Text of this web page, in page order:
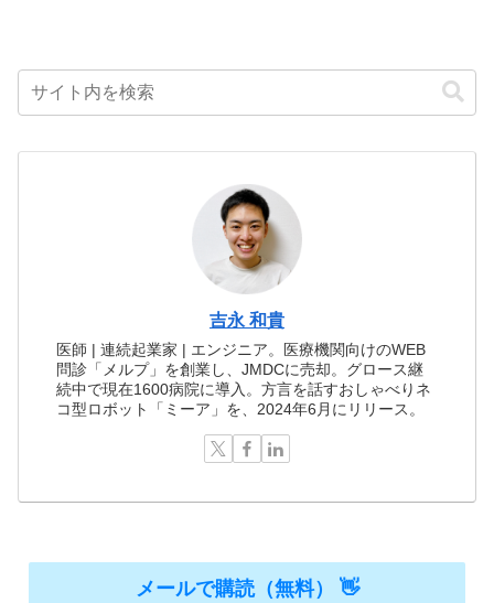
吉永 和貴
医師 | 連続起業家 | エンジニア。医療機関向けのWEB
問診「メルプ」を創業し、JMDCに売却。グロース継
続中で現在1600病院に導入。方言を話すおしゃべりネ
コ型ロボット「ミーア」を、2024年6月にリリース。
メールで購読（無料） 👋